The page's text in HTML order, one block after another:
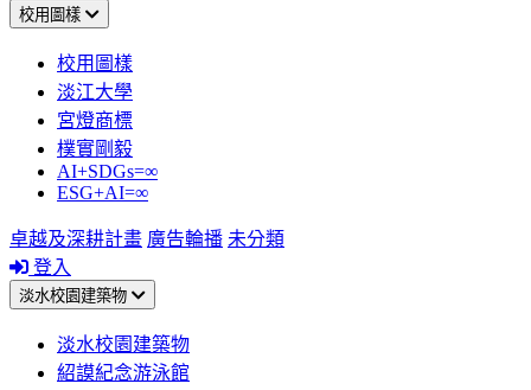
校用圖樣
校用圖樣
淡江大學
宮燈商標
樸實剛毅
AI+SDGs=∞
ESG+AI=∞
卓越及深耕計畫 廣告輪播 未分類
登入
淡水校園建築物
淡水校園建築物
紹謨紀念游泳館